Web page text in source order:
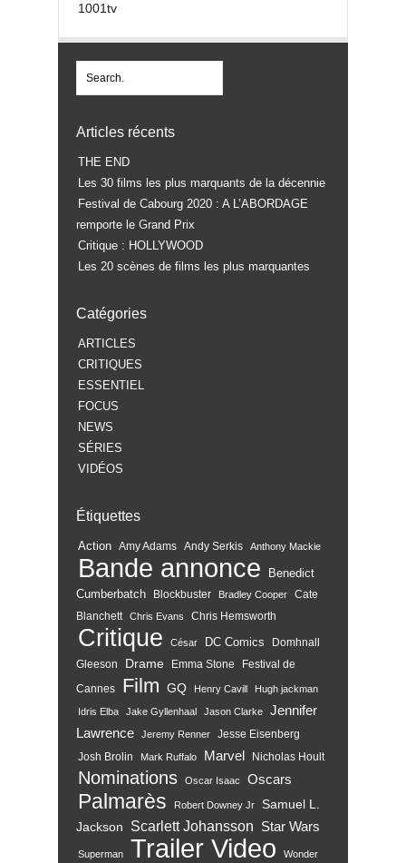
1001tv
Articles récents
THE END
Les 30 films les plus marquants de la décennie
Festival de Cabourg 2020 : A L’ABORDAGE
remporte le Grand Prix
Critique : HOLLYWOOD
Les 20 scènes de films les plus marquantes
Catégories
ARTICLES
CRITIQUES
ESSENTIEL
FOCUS
NEWS
SÉRIES
VIDÉOS
Étiquettes
Action Amy Adams Andy Serkis Anthony Mackie
Bande annonce
Benedict
Cumberbatch
Blockbuster Bradley Cooper
Cate
Blanchett
Chris Evans Chris Hemsworth
Critique César DC Comics
Domhnall
Gleeson
Drame Emma Stone
Festival de
Cannes
Film GQ Henry Cavill Hugh jackman
Idris Elba Jake Gyllenhaal Jason Clarke
Jennifer
Lawrence
Jeremy Renner
Jesse Eisenberg
Josh Brolin
Mark Ruffalo Marvel Nicholas Hoult
Nominations Oscar Isaac Oscars
Palmarès Robert Downey Jr
Samuel L.
Jackson
Scarlett Johansson Star Wars
Superman Trailer Video Wonder